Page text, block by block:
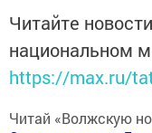
Читайте
национальном
https://max.ru/
Читай «Волжскую